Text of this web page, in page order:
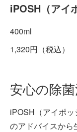
iPOSH（アイ
400ml
1,320円（税込
安心の除
iPOSH（アイポ
のアドバイスから